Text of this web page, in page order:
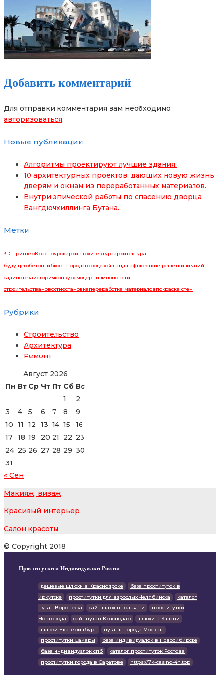
Добавить комментарий
Для отправки комментария вам необходимо
авторизоваться.
Новые публикации
Алгоритмы проектируют лучшие здания.
10 архитектурных проектов, дающих новую жизнь
дверям и окнам из переработанных материалов.
Внутри эпической работы по спасению дворца
Вангдючхиллинга Бутана.
Метки
3D-принтерКрасноярскархивархитектураархитектура
будущегобетонгибкостьгородагородской ландшафтжесткие решеткизимний
садипотекаисторияконкурсмодернизмнововсти
строительствановостиостановкапереработка материаловпокраска стен
Рубрики
Строительство
Архитектура
Ремонт
Август 2026
Пн Вт Ср Чт Пт Сб Вс
1
2
3
4 5 6 7 8
9
10 11 12 13 14 15
16
17 18 19 20 21 22 23
24 25 26 27 28 29 30
31
« Сен
Макияж, визаж
Красивый интерьер
Салон красоты
© Copyright 2018
Проститутки и Индивидуалки России
дешевые шлюхи в Красноярске
база проституток в
иркутске
проститутки для взрослых Челябинска
каталог
путан Воронежа
сайт шлюх в Тольятти
проститутки
Новгорода
сайт путан Краснодар
шлюхи в Казани
шлюхи Екатеринбург
путаны города Москвы
проститутки Самары
база индивидуалок в Новосибирске
база индивидуалок спб
каталог проституток Ростова
проститутки города в Саратове
https://7k-casino-4h.top